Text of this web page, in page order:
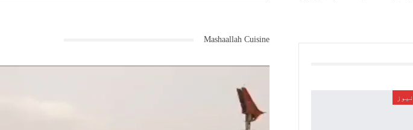
Mashaallah Cuisine